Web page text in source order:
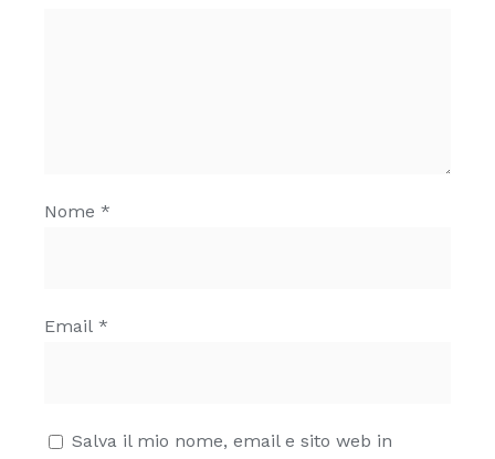
Nome *
Email *
Salva il mio nome, email e sito web in